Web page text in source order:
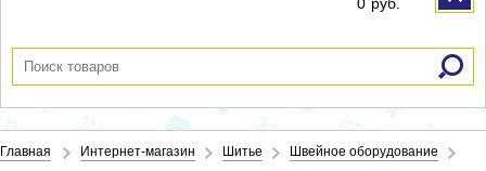
0 руб.
Главная Интернет-магазин Шитье Швейное оборудование